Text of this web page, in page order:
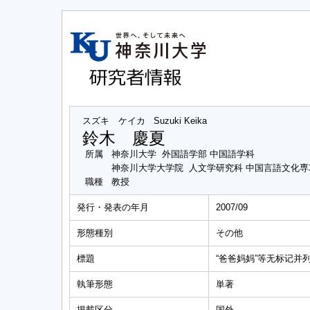
スズキ ケイカ Suzuki Keika
鈴木 慶夏
所属
神奈川大学 外国語学部 中国語学科
神奈川大学大学院 人文学研究科 中国言語文化
職種
教授
発行・発表の年月 2007/09
形態種別 その他
標題 “爸爸妈妈”等无标记并
執筆形態 単著